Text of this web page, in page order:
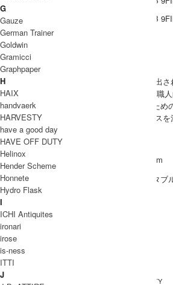
ブランド紹介
marka
MARKAWARE、markaの2ブランドから生み出
ターを通じ、古き良き時代から培われてきた職
MARKAWARE（マーカウェア）は、大人のた
marka（マーカ）は、より都会的なエッセンス
marka 取り扱い商品
MODEL
MEN
(SIZE) 2(M/L) / 身長 176cm
(VOICE) リアがアジャスタ
SIZE
サイズ 頭周
2(M/L)
INFORMATION
ブランド名
BALL PARK x NEW ERA B 9FIFTY
G
Gauze
German Trainer
Goldwin
Gramicci
Graphpaper
H
HAIX
handvaerk
HARVESTY
have a good day
HAVE OFF DUTY
Helinox
Hender Scheme
Honnete
Hydro Flask
I
ICHI Antiquites
ironari
irose
is-ness
ITTI
J